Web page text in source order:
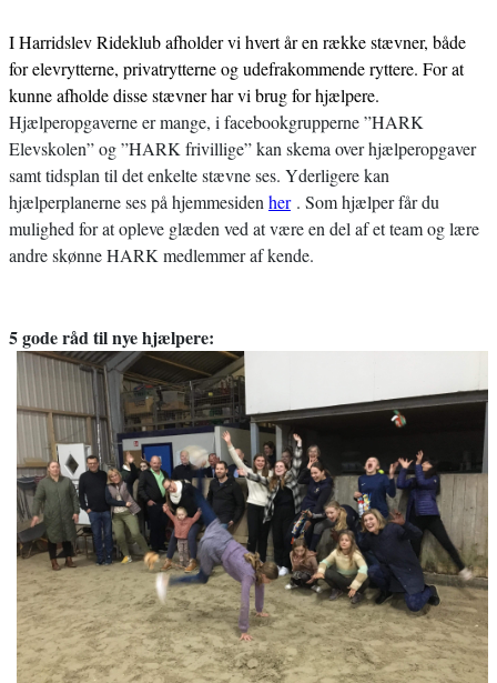
I Harridslev Rideklub afholder vi hvert år en række stævner, både
for elevrytterne, privatrytterne og udefrakommende ryttere. For at
kunne afholde disse stævner har vi brug for hjælpere.
Hjælperopgaverne er mange, i facebookgrupperne ”HARK
Elevskolen” og ”HARK frivillige” kan skema over hjælperopgaver
samt tidsplan til det enkelte stævne ses. Yderligere kan
hjælperplanerne ses på hjemmesidenher. Som hjælper får du
mulighed for at opleve glæden ved at være en del af et team og lære
andre skønne HARK medlemmer af kende.
5 gode råd til nye hjælpere: